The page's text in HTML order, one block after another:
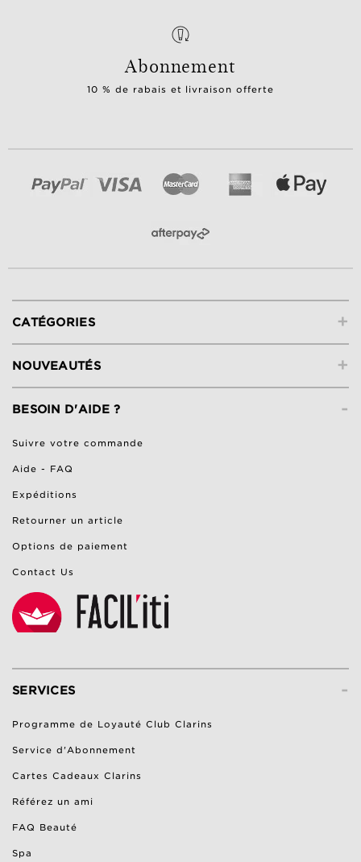
Abonnement
10 % de rabais et livraison offerte
+
CATÉGORIES
+
NOUVEAUTÉS
-
BESOIN D'AIDE ?
Suivre votre commande
Aide - FAQ
Expéditions
Retourner un article
Options de paiement
Contact Us
-
SERVICES
Programme de Loyauté Club Clarins
Service d'Abonnement
Cartes Cadeaux Clarins
Référez un ami
FAQ Beauté
Spa